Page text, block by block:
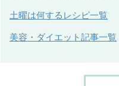
土曜は何するレシピ一覧
美容・ダイエット記事一覧